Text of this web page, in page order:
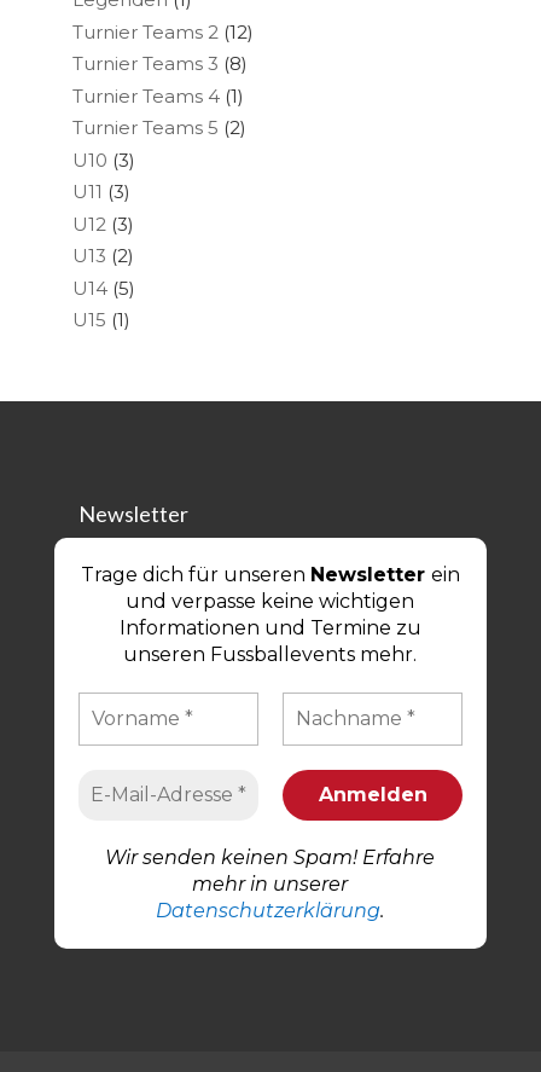
Turnier Teams 2 (12)
Turnier Teams 3 (8)
Turnier Teams 4(1)
Turnier Teams 5 (2)
U10 (3)
U11 (3)
U12 (3)
U13 (2)
U14(5)
U15 (1)
Newsletter
Trage dich für unseren Newsletter ein
und verpasse keine wichtigen
Informationen und Termine zu
unseren Fussballevents mehr.
Wir senden keinen Spam! Erfahre
mehr in unserer
Datenschutzerklärung.